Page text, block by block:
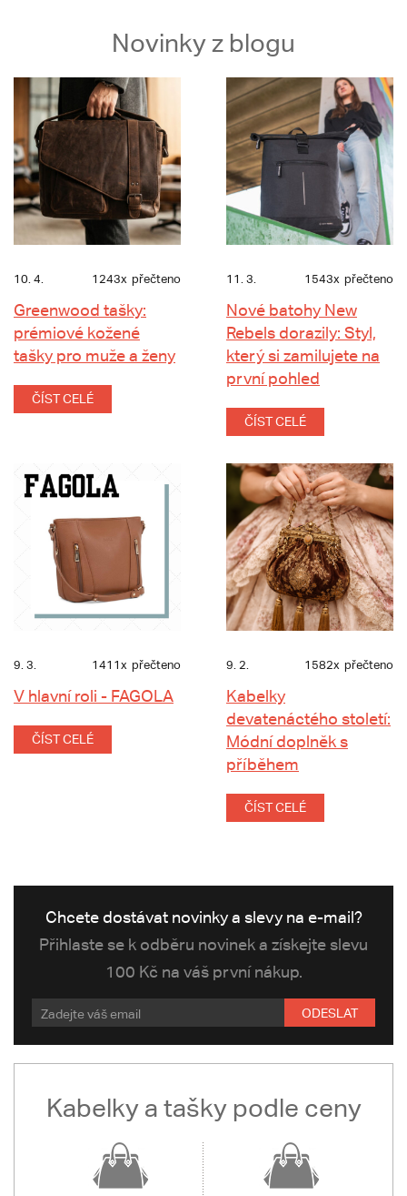
Novinky z blogu
10. 4. 1243x přečteno
Greenwood tašky:
prémiové kožené
tašky pro muže a ženy
ČÍST CELÉ
11. 3. 1543x přečteno
Nové batohy New
Rebels dorazily: Styl,
který si zamilujete na
první pohled
ČÍST CELÉ
9. 3. 1411x přečteno
V hlavní roli - FAGOLA
ČÍST CELÉ
9. 2. 1582x přečteno
Kabelky
devatenáctého století:
Módní doplněk s
příběhem
ČÍST CELÉ
Chcete dostávat novinky a slevy na e-mail?
Přihlaste se k odběru novinek a získejte slevu
100 Kč na váš první nákup.
ODESLAT
Kabelky a tašky podle ceny